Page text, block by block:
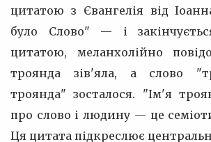
цитатою з Євангелія від
було Слово" — і
цитатою, меланхолійно
троянда зів'яла, а слово
троянда" зосталося. "Ім'я
про слово і людину — це
Ця цитата підкреслює